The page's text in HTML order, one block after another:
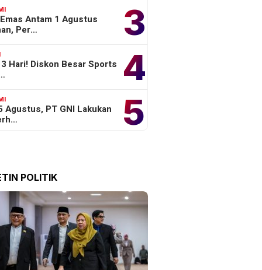
3
Antam 1 Agustus
Per…
4
Hari! Diskon Besar Sports
5
Agustus, PT GNI Lakukan
POLITIK